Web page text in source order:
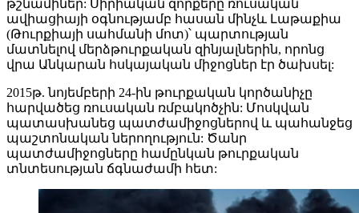
թշնամիներ: Սիրիական զորքերը ռուսական
ավիացիայի օգնությամբ հասան մինչև Լաթաքիա
(Թուրքիայի սահմանի մոտ)՝ պարտության
մատնելով մերձթուրքական զինյալներին, որոնց
վրա Անկարան հսկայական միջոցներ էր ծախսել:
2015թ. նոյեմբերի 24-ին թուրքական կործանիչը
հարվածեց ռուսական ռմբակոծչին: Մոսկվան
պատասխանեց պատժամիջոցներով և պահանջեց
պաշտոնական ներողություն: Ծանր
պատժամիջոցները համընկան թուրքական
տնտեսության ճգնաժամի հետ: